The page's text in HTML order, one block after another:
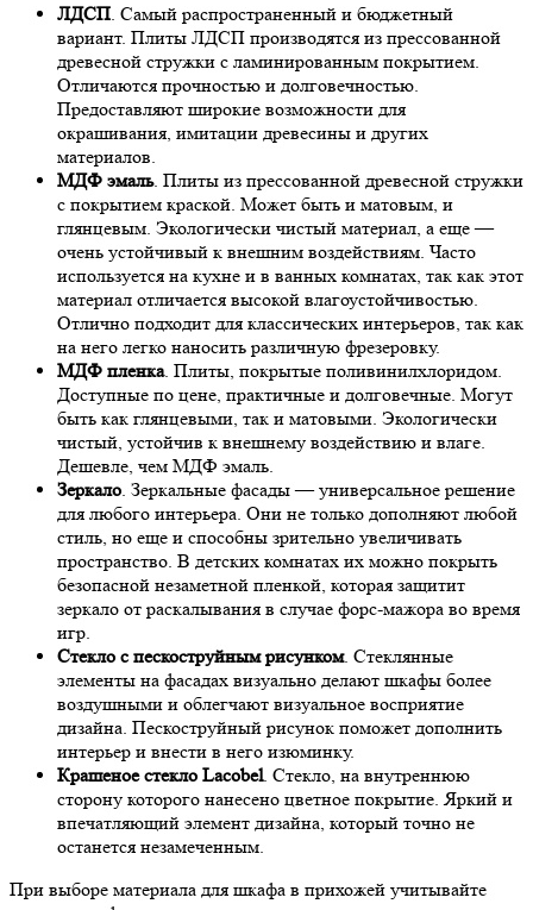
ЛДСП . Самый распространенный и бюджетный
вариант. Плиты ЛДСП производятся из прессованной
древесной стружки с ламинированным покрытием.
Отличаются прочностью и долговечностью.
Предоставляют широкие возможности для
окрашивания, имитации древесины и других
материалов.
МДФ эмаль. Плиты из прессованной древесной стружки
с покрытием краской. Может быть и матовым, и
глянцевым. Экологически чистый материал, а еще —
очень устойчивый к внешним воздействиям. Часто
используется на кухне и в ванных комнатах, так как этот
материал отличается высокой влагоустойчивостью.
Отлично подходит для классических интерьеров, так как
на него легко наносить различную фрезеровку.
МДФ пленка. Плиты, покрытые поливинилхлоридом.
Доступные по цене, практичные и долговечные. Могут
быть как глянцевыми, так и матовыми. Экологически
чистый, устойчив к внешнему воздействию и влаге.
Дешевле, чем МДФ эмаль.
Зеркало . Зеркальные фасады — универсальное решение
для любого интерьера. Они не только дополняют любой
стиль, но еще и способны зрительно увеличивать
пространство. В детских комнатах их можно покрыть
безопасной незаметной пленкой, которая защитит
зеркало от раскалывания в случае форс-мажора во время
игр.
Стекло с пескоструйным рисунком. Стеклянные
элементы на фасадах визуально делают шкафы более
воздушными и облегчают визуальное восприятие
дизайна. Пескоструйный рисунок поможет дополнить
интерьер и внести в него изюминку.
Крашеное стекло Lacobel. Стекло, на внутреннюю
сторону которого нанесено цветное покрытие. Яркий и
впечатляющий элемент дизайна, который точно не
останется незамеченным.
При выборе материала для шкафа в прихожей учитывайте